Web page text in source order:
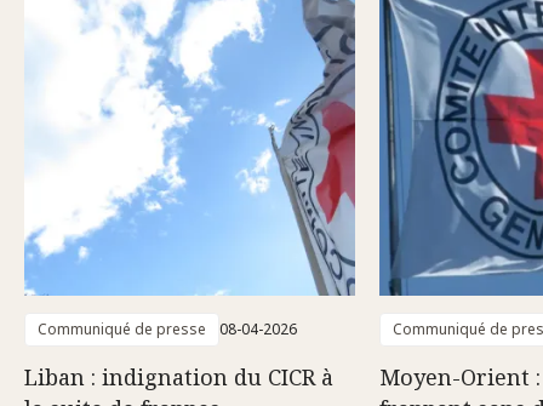
Communiqué de presse 08-04-2026
Liban : indignation du CICR à
Communiqué de
Moyen-Orient